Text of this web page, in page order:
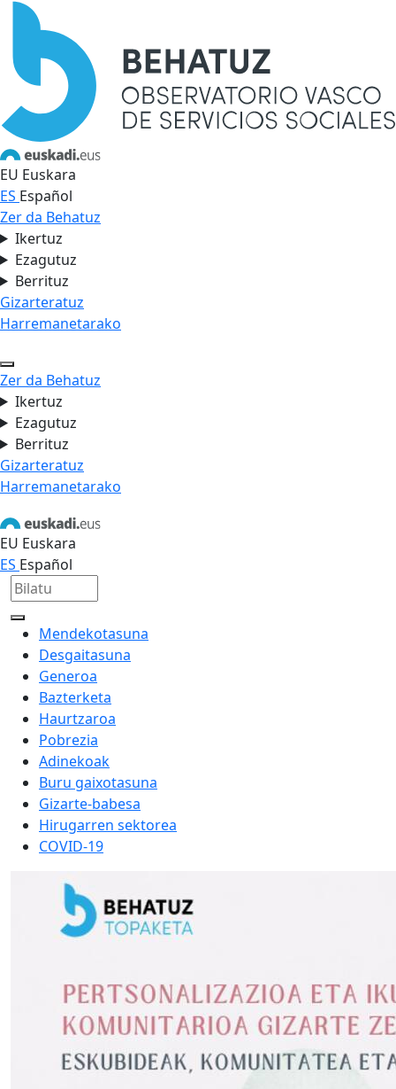
EU Euskara
ES Español
Zer da Behatuz
Ikertuz
Ezagutuz
Berrituz
Gizarteratuz
Harremanetarako
Zer da Behatuz
Ikertuz
Ezagutuz
Berrituz
Gizarteratuz
Harremanetarako
EU Euskara
ES Español
Mendekotasuna
Desgaitasuna
Generoa
Bazterketa
Haurtzaroa
Pobrezia
Adinekoak
Buru gaixotasuna
Gizarte-babesa
Hirugarren sektorea
COVID-19